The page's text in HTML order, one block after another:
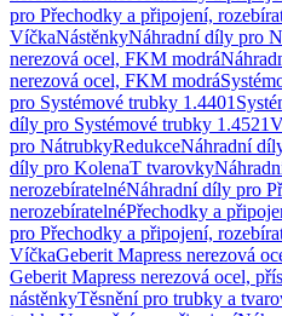
pro Přechodky a připojení,
VíčkaNástěnkyNáhradní díly pro
nerezová ocel, FKM modrá
nerezová ocel, FKM modrá
pro Systémové trubky 1.4401
díly pro Systémové trubky 1.4521
pro NátrubkyRedukceNáhradní
díly pro KolenaT tvarovky
nerozebíratelnéNáhradní díly pro
nerozebíratelnéPřechodky a
pro Přechodky a připojení,
VíčkaGeberit Mapress nerezová
Geberit Mapress nerezová ocel,
nástěnkyTěsnění pro trubky a